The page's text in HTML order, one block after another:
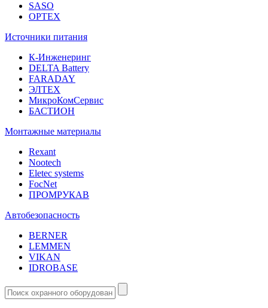
SASO
OPTEX
Источники питания
К-Инженеринг
DELTA Battery
FARADAY
ЭЛТЕХ
МикроКомСервис
БАСТИОН
Монтажные материалы
Rexant
Nootech
Eletec systems
FocNet
ПРОМРУКАВ
Автобезопасность
BERNER
LEMMEN
VIKAN
IDROBASE